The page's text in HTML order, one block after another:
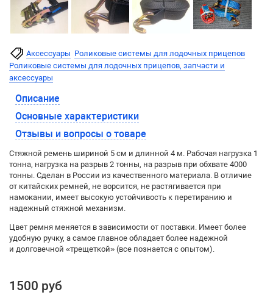
Аксессуары Роликовые системы для лодочных прицепов
Роликовые системы для лодочных прицепов, запчасти и
аксессуары
Описание
Основные характеристики
Отзывы и вопросы о товаре
Стяжной ремень шириной 5 см и длинной 4 м. Рабочая нагрузка 1
тонна, нагрузка на разрыв 2 тонны, на разрыв при обхвате 4000
тонны. Сделан в России из качественного материала. В отличие
от китайских ремней, не ворсится, не растягивается при
намокании, имеет высокую устойчивость к перетиранию и
надежный стяжной механизм.
Цвет ремня меняется в зависимости от поставки. Имеет более
удобную ручку, а самое главное обладает более надежной
и долговечной «трещеткой» (все познается с опытом).
1500 руб